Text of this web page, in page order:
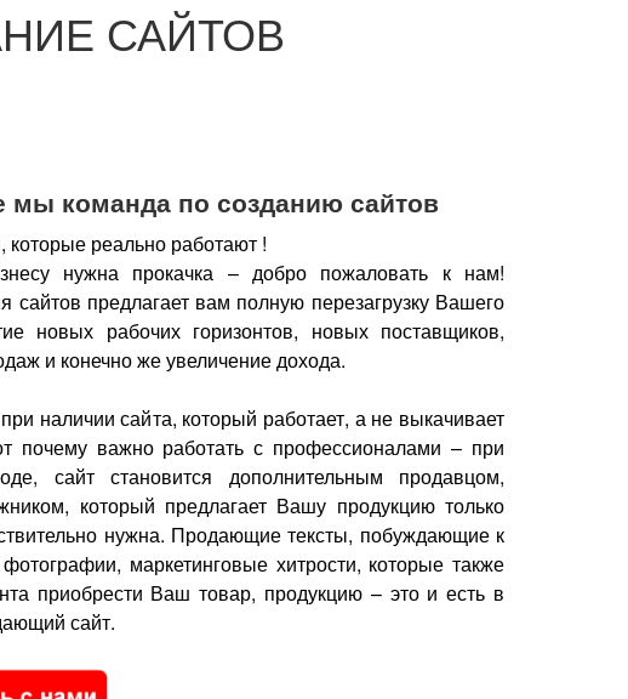
САЙТОВ
мы команда по созданию сайтов
реально работают !
нужна прокачка – добро пожаловать к нам!
сайтов предлагает вам полную перезагрузку Вашего
новых рабочих горизонтов, новых поставщиков,
и конечно же увеличение дохода.
наличии сайта, который работает, а не выкачивает
почему важно работать с профессионалами – при
сайт становится дополнительным продавцом,
который предлагает Вашу продукцию только
нужна. Продающие тексты, побуждающие к
фотографии, маркетинговые хитрости, которые также
приобрести Ваш товар, продукцию – это и есть в
сайт.